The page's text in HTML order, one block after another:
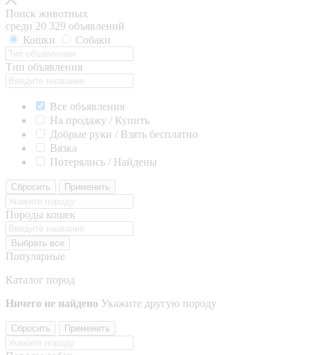
Поиск животных
среди 20 329 объявлений
Кошки
Собаки
Тип объявления
Все объявления
На продажу / Купить
Добрые руки / Взять бесплатно
Вязка
Потерялись / Найдены
Сбросить Применить
Породы кошек
Выбрать все
Популярные
Каталог пород
Ничего не найдено Укажите другую породу
Сбросить Применить